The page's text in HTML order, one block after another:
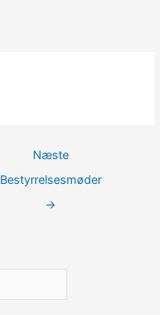
Næste
Bestyrrelsesmøder
→